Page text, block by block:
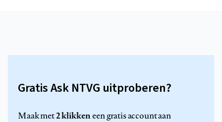
Gratis Ask NTVG uitproberen?
Maak met2 klikkeneen gratis account aan